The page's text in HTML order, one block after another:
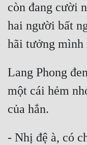
còn đang cười
hai người bất
Lang Phong
một cái hẻm
- Nhị đệ à, có